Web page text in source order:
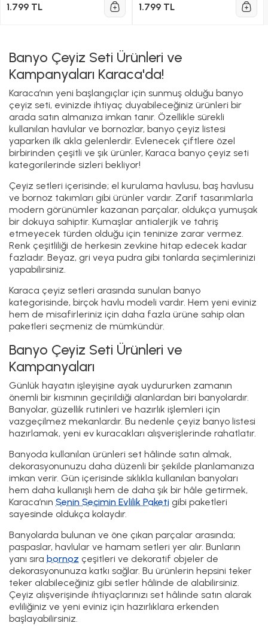
1.799 TL 1.799 TL
Banyo Çeyiz Seti Ürünleri ve
Kampanyaları Karaca'da!
Karaca’nın yeni başlangıçlar için sunmuş olduğu banyo
çeyiz seti, evinizde ihtiyaç duyabileceğiniz ürünleri bir
arada satın almanıza imkan tanır. Özellikle sürekli
kullanılan havlular ve bornozlar, banyo çeyiz listesi
yaparken ilk akla gelenlerdir. Evlenecek çiftlere özel
birbirinden çeşitli ve şık ürünler, Karaca banyo çeyiz seti
kategorilerinde sizleri bekliyor!
Çeyiz setleri içerisinde; el kurulama havlusu, baş havlusu
ve bornoz takımları gibi ürünler vardır. Zarif tasarımlarla
modern görünümler kazanan parçalar, oldukça yumuşak
bir dokuya sahiptir. Kumaşlar antialerjik ve tahriş
etmeyecek türden olduğu için teninize zarar vermez.
Renk çeşitliliği de herkesin zevkine hitap edecek kadar
fazladır. Beyaz, gri veya pudra gibi tonlarda seçimlerinizi
yapabilirsiniz.
Karaca çeyiz setleri arasında sunulan banyo
kategorisinde, birçok havlu modeli vardır. Hem yeni eviniz
hem de misafirleriniz için daha fazla ürüne sahip olan
paketleri seçmeniz de mümkündür.
Banyo Çeyiz Seti Ürünleri ve
Kampanyaları
Günlük hayatın işleyişine ayak uydururken zamanın
önemli bir kısmının geçirildiği alanlardan biri banyolardır.
Banyolar, güzellik rutinleri ve hazırlık işlemleri için
vazgeçilmez mekanlardır. Bu nedenle çeyiz banyo listesi
hazırlamak, yeni ev kuracakları alışverişlerinde rahatlatır.
Banyoda kullanılan ürünleri set hâlinde satın almak,
dekorasyonunuzu daha düzenli bir şekilde planlamanıza
imkan verir. Gün içerisinde sıklıkla kullanılan banyoları
hem daha kullanışlı hem de daha şık bir hâle getirmek,
Karaca’nın Senin Seçimin Evlilik Paketi gibi paketleri
sayesinde oldukça kolaydır.
Banyolarda bulunan ve öne çıkan parçalar arasında;
paspaslar, havlular ve hamam setleri yer alır. Bunların
yanı sıra bornoz çeşitleri ve dekoratif objeler de
dekorasyonunuza katkı sağlar. Bu ürünlerin hepsini teker
teker alabileceğiniz gibi setler hâlinde de alabilirsiniz.
Çeyiz alışverişinde ihtiyaçlarınızı set hâlinde satın alarak
evliliğiniz ve yeni eviniz için hazırlıklara erkenden
başlayabilirsiniz.